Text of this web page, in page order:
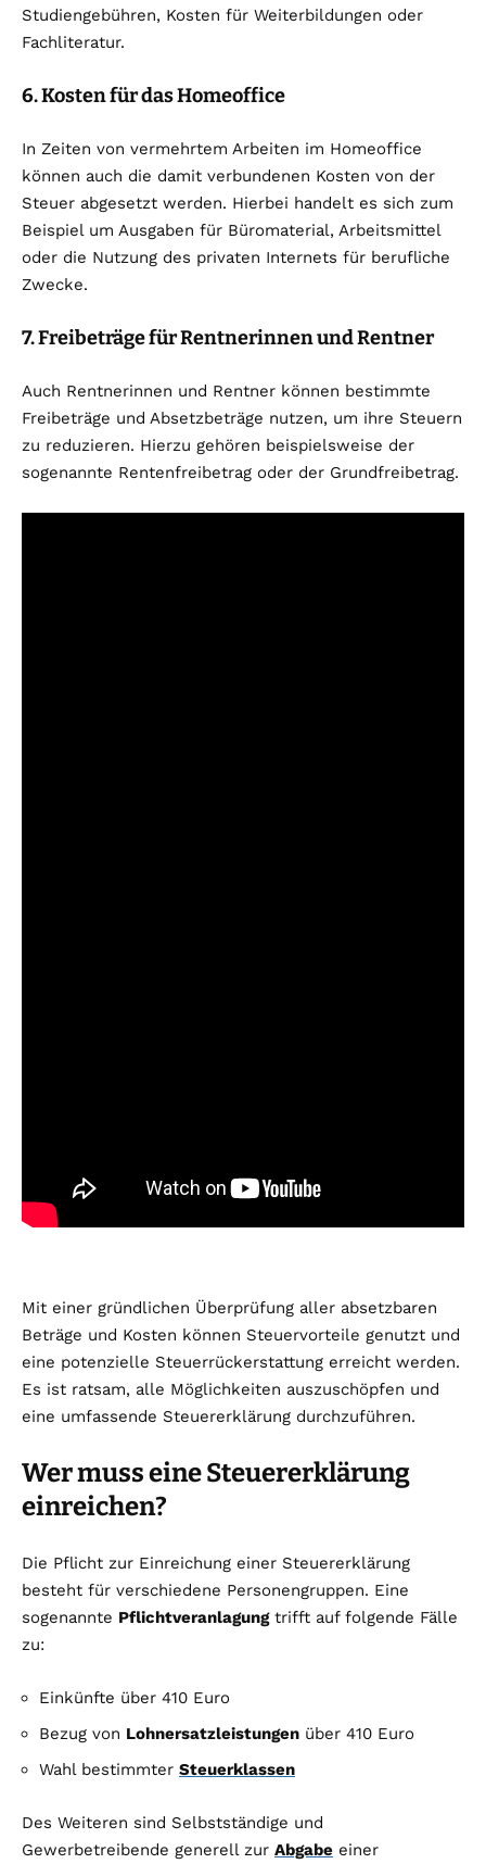
Studiengebühren, Kosten für Weiterbildungen oder
Fachliteratur.
6. Kosten für das Homeoffice
In Zeiten von vermehrtem Arbeiten im Homeoffice
können auch die damit verbundenen Kosten von der
Steuer abgesetzt werden. Hierbei handelt es sich zum
Beispiel um Ausgaben für Büromaterial, Arbeitsmittel
oder die Nutzung des privaten Internets für berufliche
Zwecke.
7. Freibeträge für Rentnerinnen und Rentner
Auch Rentnerinnen und Rentner können bestimmte
Freibeträge und Absetzbeträge nutzen, um ihre Steuern
zu reduzieren. Hierzu gehören beispielsweise der
sogenannte Rentenfreibetrag oder der Grundfreibetrag.
Mit einer gründlichen Überprüfung aller absetzbaren
Beträge und Kosten können Steuervorteile genutzt und
eine potenzielle Steuerrückerstattung erreicht werden.
Es ist ratsam, alle Möglichkeiten auszuschöpfen und
eine umfassende Steuererklärung durchzuführen.
Wer muss eine Steuererklärung
einreichen?
Die Pflicht zur Einreichung einer Steuererklärung
besteht für verschiedene Personengruppen. Eine
sogenannte Pflichtveranlagungtrifft auf folgende Fälle
zu:
Einkünfte über 410 Euro
Bezug von Lohnersatzleistungen über 410 Euro
Wahl bestimmter Steuerklassen
Des Weiteren sind Selbstständige und
Gewerbetreibende generell zur Abgabe einer